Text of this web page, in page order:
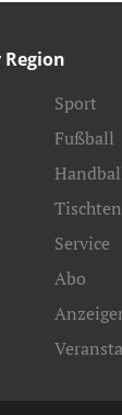
Sport
Fußball
Service
Abo